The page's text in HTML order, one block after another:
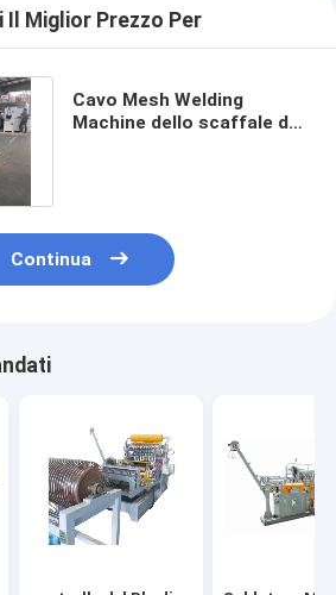
Il Miglior Prezzo Per
Cavo Mesh Welding
Machine dello scaffale dei
Continua